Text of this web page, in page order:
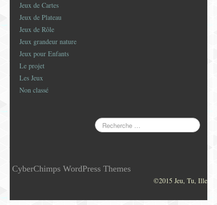
Jeux de Cartes
Jeux de Plateau
Jeux de Rôle
Jeux grandeur nature
Jeux pour Enfants
Le projet
Les Jeux
Non classé
CyberChimps WordPress Themes
©2015 Jeu, Tu, Ille